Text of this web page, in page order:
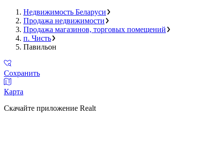
Недвижимость Беларуси
Продажа недвижимости
Продажа магазинов, торговых помещений
п. Чисть
Павильон
Сохранить
Карта
Скачайте приложение Realt